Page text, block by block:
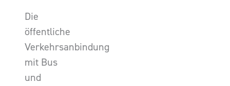
Die
öffentliche
Verkehrsanbindung
mit Bus
und